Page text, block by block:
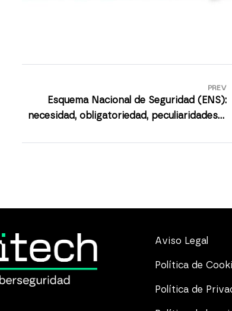
PREV
Esquema Nacional de Seguridad (ENS):
necesidad, obligatoriedad, peculiaridades y
Aviso Legal
Política de
Política de